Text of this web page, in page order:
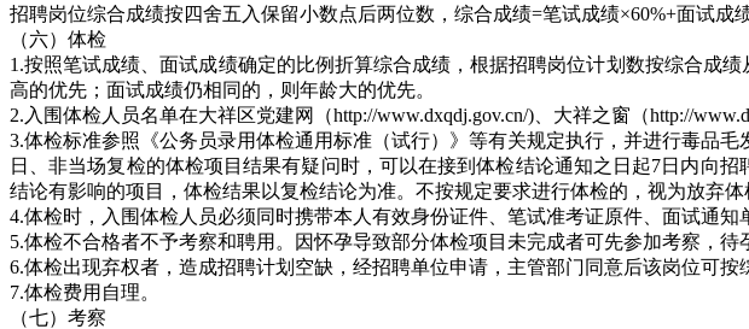
招聘岗位综合成绩按四舍五入保留小数点后两位数，综合成绩=笔试成绩×60%+面试成绩
（六）体检
1.按照笔试成绩、面试成绩确定的比例折算综合成绩，根据招聘岗位计划数按综合成
高的优先；面试成绩仍相同的，则年龄大的优先。
2.入围体检人员名单在大祥区党建网（http://www.dxqdj.gov.cn/)、大祥之窗（http://
3.体检标准参照《公务员录用体检通用标准（试行）》等有关规定执行，并进行毒品
日、非当场复检的体检项目结果有疑问时，可以在接到体检结论通知之日起7日内向
结论有影响的项目，体检结果以复检结论为准。不按规定要求进行体检的，视为放弃
4.体检时，入围体检人员必须同时携带本人有效身份证件、笔试准考证原件、面试通知
5.体检不合格者不予考察和聘用。因怀孕导致部分体检项目未完成者可先参加考察，待
6.体检出现弃权者，造成招聘计划空缺，经招聘单位申请，主管部门同意后该岗位可按
7.体检费用自理。
（七）考察